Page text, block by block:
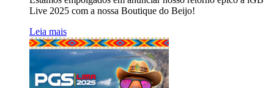
Live 2025 com a nossa Boutique do Beijo!
Leia mais